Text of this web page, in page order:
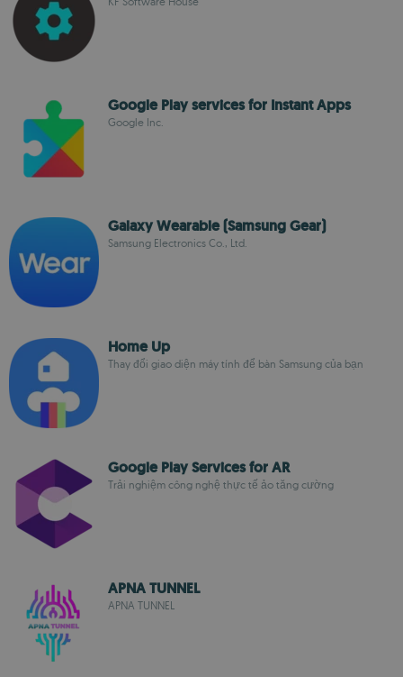
Google Play services for Instant Apps
Google Inc.
Galaxy Wearable (Samsung Gear)
Samsung Electronics Co., Ltd.
Home Up
Thay đổi giao diện máy tính để bàn Samsung của bạn
Google Play Services for AR
Trải nghiệm công nghệ thực tế ảo tăng cường
APNA TUNNEL
APNA TUNNEL